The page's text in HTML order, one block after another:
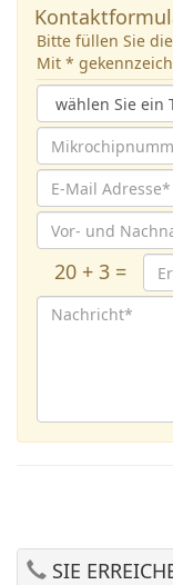
Bitte füllen Sie
Mit *
20 + 3 =
SIE